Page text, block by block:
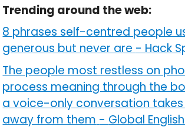
Trending around the web:
8 phrases self-centred people
generous but never are-Hack
The people most restless on
process meaning through the
a voice-only conversation
away from them - Global